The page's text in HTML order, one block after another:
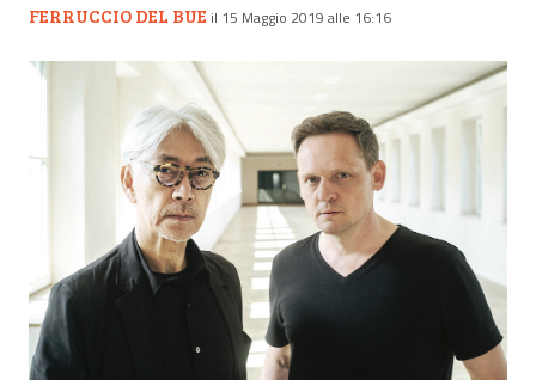
FERRUCCIO DEL BUE il 15 Maggio 2019 alle 16:16